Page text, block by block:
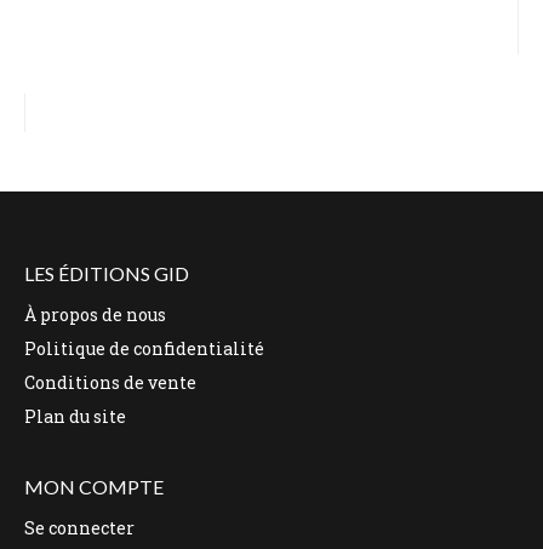
LES ÉDITIONS GID
À propos de nous
Politique de confidentialité
Conditions de vente
Plan du site
MON COMPTE
Se connecter